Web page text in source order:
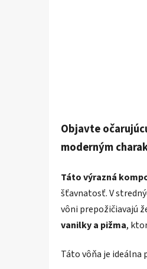
Objavte
moderným
Táto výrazná
šťavnatosť. V
vôni prepožičiavajú
vanilky a pižma,
Táto vôňa je ideálna